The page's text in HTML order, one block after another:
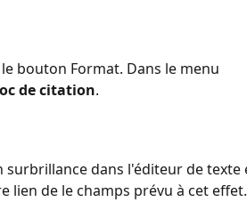
bouton Format. Dans le menu
de citation.
dans l'éditeur de texte
lien de le champs prévu à cet effet.